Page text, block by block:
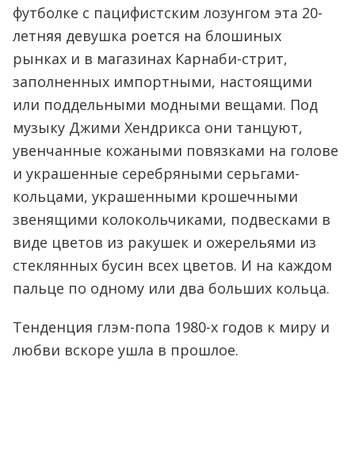
футболке с пацифистским лозунгом эта 20-
летняя девушка роется на блошиных
рынках и в магазинах Карнаби-стрит,
заполненных импортными, настоящими
или поддельными модными вещами. Под
музыку Джими Хендрикса они танцуют,
увенчанные кожаными повязками на голове
и украшенные серебряными серьгами-
кольцами, украшенными крошечными
звенящими колокольчиками, подвесками в
виде цветов из ракушек и ожерельями из
стеклянных бусин всех цветов. И на каждом
пальце по одному или два больших кольца.
Тенденция глэм-попа 1980-х годов к миру и
любви вскоре ушла в прошлое.